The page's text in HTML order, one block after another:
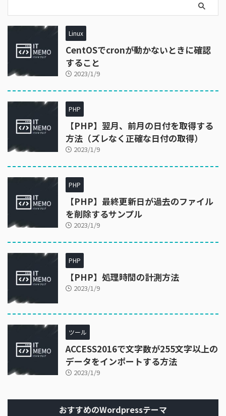
Linux
CentOSでcronが動かないときに確認
すること
2023/1/9
PHP
【PHP】翌月、前月の日付を取得する
方法（ズレなく正確な日付の取得）
2023/1/9
PHP
【PHP】最終更新日が過去のファイル
を削除するサンプル
2023/1/9
PHP
【PHP】処理時間の計測方法
2023/1/9
ツール
ACCESS2016で文字数が255文字以上の
データをインポートする方法
2023/1/9
おすすめのWordpressテーマ